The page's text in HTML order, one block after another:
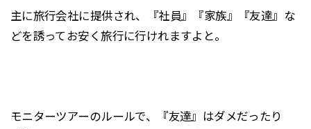
主に旅行会社に提供され、『社員』『家族』『友達』な
どを誘ってお安く旅行に行けれますよと。
モニターツアーのルールで、『友達』はダメだったり